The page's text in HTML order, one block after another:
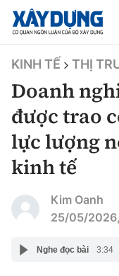
TIN BỘ XÂY DỰNG
CHUYÊN MỤC
Thời sự
Chính trị
KINH TẾ THỊ
Doanh
được trao
lực lượng
kinh tế
Kim Oanh
25/05/
Nghe đọc bài 3:34